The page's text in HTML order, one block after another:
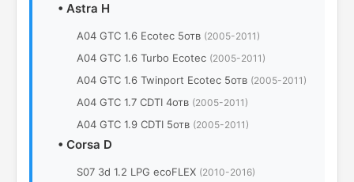
• Astra H
A04 GTC 1.6 Ecotec 5отв (2005-2011)
A04 GTC 1.6 Turbo Ecotec (2005-2011)
A04 GTC 1.6 Twinport Ecotec 5отв (2005-2011)
A04 GTC 1.7 CDTI 4отв (2005-2011)
A04 GTC 1.9 CDTI 5отв (2005-2011)
• Corsa D
S07 3d 1.2 LPG ecoFLEX (2010-2016)